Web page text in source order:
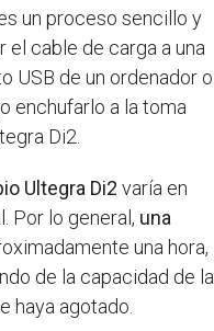
un proceso sencillo y
cable de carga a una
USB de un ordenador o
enchufarlo a la toma
Di2.
Ultegra Di2 varía en
Por lo general, una
una hora,
de la capacidad de la
haya agotado.